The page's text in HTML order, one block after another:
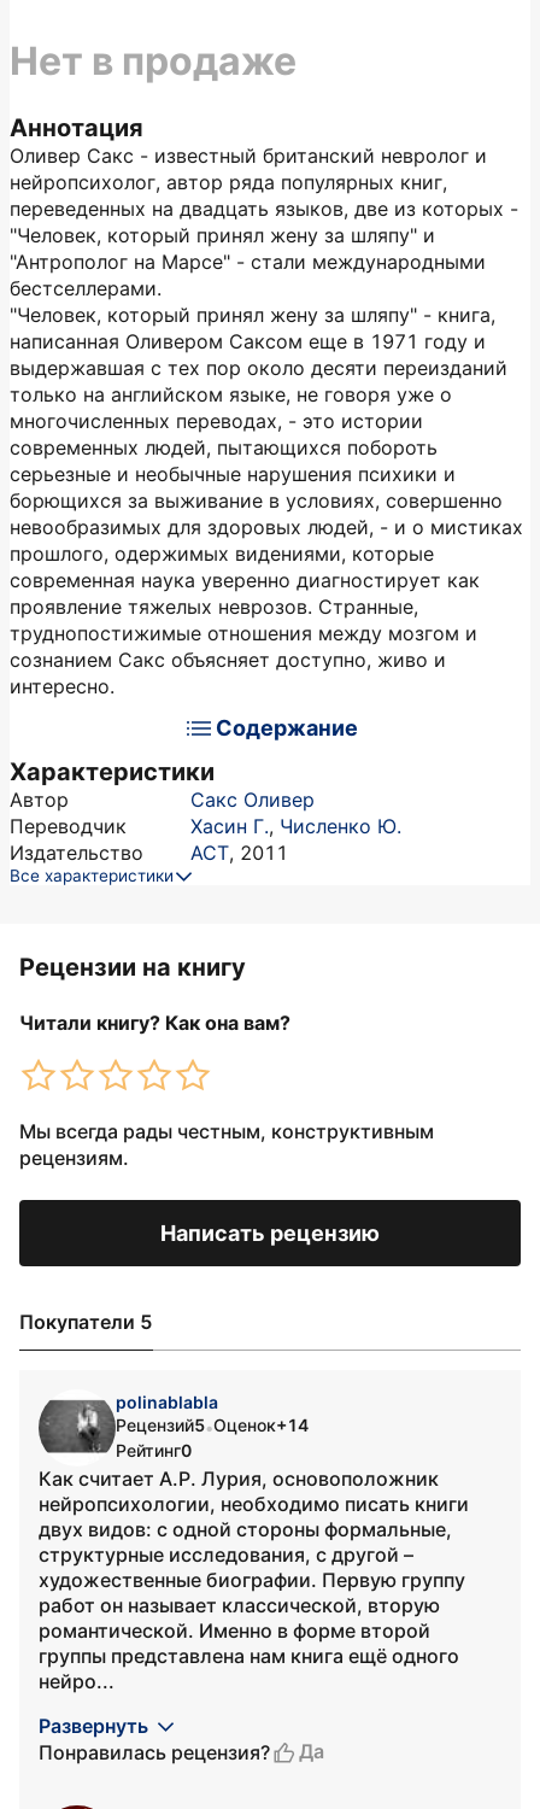
Аннотация
Оливер Сакс - известный британский невролог и
нейропсихолог, автор ряда популярных книг,
переведенных на двадцать языков, две из которых -
"Человек, который принял жену за шляпу" и
"Антрополог на Марсе" - стали международными
бестселлерами.
"Человек, который принял жену за шляпу" - книга,
написанная Оливером Саксом еще в 1971 году и
выдержавшая с тех пор около десяти переизданий
только на английском языке, не говоря уже о
многочисленных переводах, - это истории
современных людей, пытающихся побороть
серьезные и необычные нарушения психики и
борющихся за выживание в условиях, совершенно
невообразимых для здоровых людей, - и о мистиках
прошлого, одержимых видениями, которые
современная наука уверенно диагностирует как
проявление тяжелых неврозов. Странные,
труднопостижимые отношения между мозгом и
сознанием Сакс объясняет доступно, живо и
интересно.
Содержание
Характеристики
Автор
Сакс Оливер
Переводчик
Хасин Г., Численко Ю.
Издательство
АСТ, 2011
Все характеристики
Нет в продаже
Рецензии на книгу
Читали книгу? Как она вам?
Мы всегда рады честным, конструктивным
рецензиям.
Написать рецензию
Покупатели 5
polinablabla
Рецензий5•Оценок+14
Рейтинг0
Как считает А.Р. Лурия, основоположник
нейропсихологии, необходимо писать книги
двух видов: с одной стороны формальные,
структурные исследования, с другой –
художественные биографии. Первую группу
работ он называет классической, вторую
романтической. Именно в форме второй
группы представлена нам книга ещё одного
нейро...
Развернуть
Понравилась рецензия?
Да